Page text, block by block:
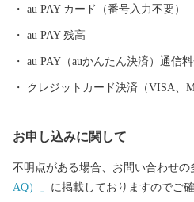
au PAY カード（番号入力不要）
au PAY 残高
au PAY（auかんたん決済）通信
クレジットカード決済（VISA、
お申し込みに関して
不明点がある場合、お問い合わせの
AQ）」 に掲載しておりますのでご